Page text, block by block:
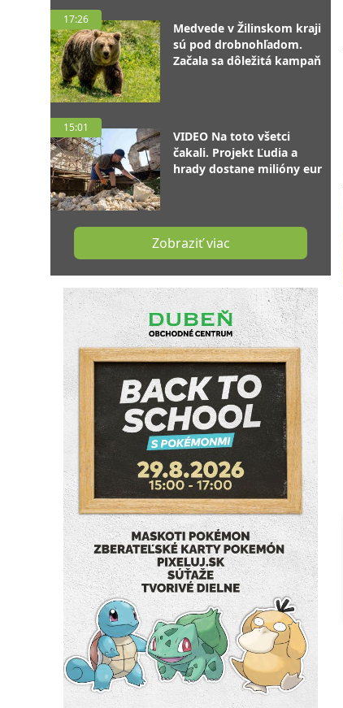
17:26
Medvede v Žilinskom kraji
sú pod drobnohľadom.
Začala sa dôležitá kampaň
15:01
VIDEO Na toto všetci
čakali. Projekt Ľudia a
hrady dostane milióny eur
Zobraziť viac